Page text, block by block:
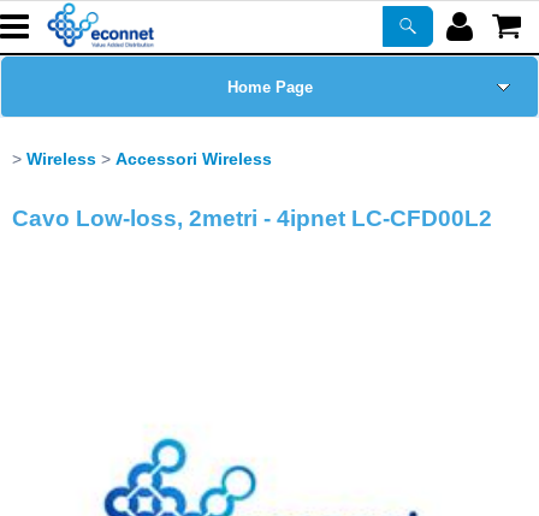
Home Page
Prodotti
Newsletter
Wireless Accessori Wireless
Cavo Low-loss, 2metri - 4ipnet LC-CFD00L2